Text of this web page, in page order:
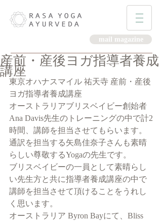
mail magazine
産前・産後ヨガ指導者養成
講座
東京オハナスマイル 祐天寺 産前・産後
ヨガ指導者養成講座
オーストラリアブリスベイビー創始者
Ana Davis先生のトレーニングの中で計2
時間、講師を担当させてもらいます。
通訳を担当する矢島佳奈子さんも素晴
らしい尊敬するYogaの先生です。
ブリスベイビーの一員として素晴らし
い先生方と共に指導者養成講座の中で
講師を担当させて頂けることをうれし
く思います。
オーストラリア Byron Bayにて、Bliss